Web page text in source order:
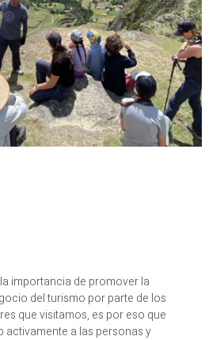
importancia de promover la
del turismo por parte de los
que visitamos, es por eso que
a las personas y